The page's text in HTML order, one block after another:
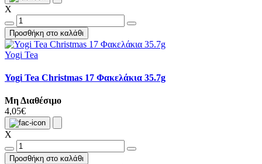
X
Προσθήκη στο καλάθι
Yogi Tea
Yogi Tea Christmas 17 Φακελάκια 35.7g
Μη Διαθέσιμο
4,05€
X
Προσθήκη στο καλάθι